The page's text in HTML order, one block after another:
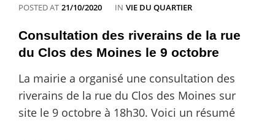
POSTED AT 21/10/2020 IN CATEGORIES
VIE DU QUARTIER
Consultation des riverains de la rue
du Clos des Moines le 9 octobre
La mairie a organisé une consultation des
riverains de la rue du Clos des Moines sur
site le 9 octobre à 18h30. Voici un résumé